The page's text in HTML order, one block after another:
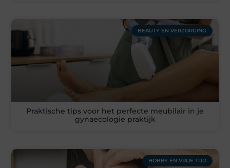
BEAUTY EN VERZORGING
Praktische tips voor het perfecte meubilair in je
gynaecologie praktijk
HOBBY EN VRIJE TIJD